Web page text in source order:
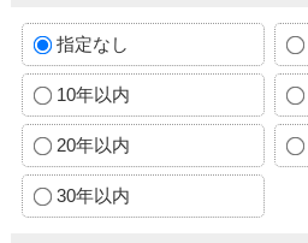
指定なし
10年以内
20年以内
30年以内